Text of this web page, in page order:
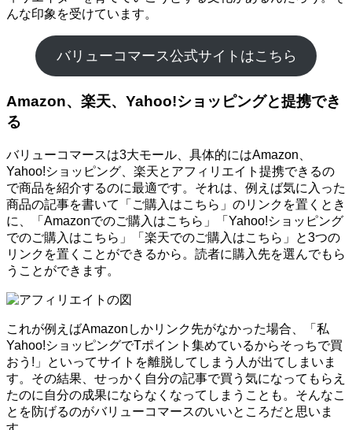
んな印象を受けています。
バリューコマース公式サイトはこちら
Amazon、楽天、Yahoo!ショッピングと提携でき
る
バリューコマースは3大モール、具体的にはAmazon、
Yahoo!ショッピング、楽天とアフィリエイト提携できるの
で商品を紹介するのに最適です。それは、例えば気に入った
商品の記事を書いて「ご購入はこちら」のリンクを置くとき
に、「Amazonでのご購入はこちら」「Yahoo!ショッピング
でのご購入はこちら」「楽天でのご購入はこちら」と3つの
リンクを置くことができるから。読者に購入先を選んでもら
うことができます。
これが例えばAmazonしかリンク先がなかった場合、「私
Yahoo!ショッピングでTポイント集めているからそっちで買
おう!」といってサイトを離脱してしまう人が出てしまいま
す。その結果、せっかく自分の記事で買う気になってもらえ
たのに自分の成果にならなくなってしまうことも。そんなこ
とを防げるのがバリューコマースのいいところだと思いま